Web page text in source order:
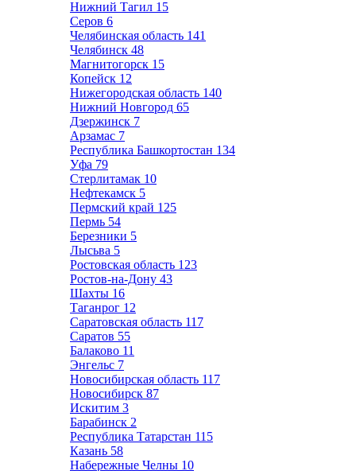
Нижний Тагил 15
Серов 6
Челябинская область 141
Челябинск 48
Магнитогорск 15
Копейск 12
Нижегородская область 140
Нижний Новгород 65
Дзержинск 7
Арзамас 7
Республика Башкортостан 134
Уфа 79
Стерлитамак 10
Нефтекамск 5
Пермский край 125
Пермь 54
Березники 5
Лысьва 5
Ростовская область 123
Ростов-на-Дону 43
Шахты 16
Таганрог 12
Саратовская область 117
Саратов 55
Балаково 11
Энгельс 7
Новосибирская область 117
Новосибирск 87
Искитим 3
Барабинск 2
Республика Татарстан 115
Казань 58
Набережные Челны 10